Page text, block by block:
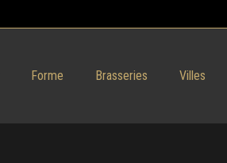
Forme Brasseries Villes